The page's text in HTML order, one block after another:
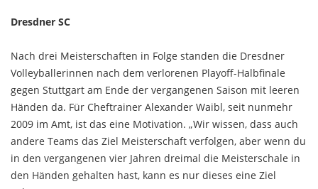
Dresdner SC
Nach drei Meisterschaften in Folge standen die Dresdner
Volleyballerinnen nach dem verlorenen Playoff-Halbfinale
gegen Stuttgart am Ende der vergangenen Saison mit leeren
Händen da. Für Cheftrainer Alexander Waibl, seit nunmehr
2009 im Amt, ist das eine Motivation. „Wir wissen, dass auch
andere Teams das Ziel Meisterschaft verfolgen, aber wenn du
in den vergangenen vier Jahren dreimal die Meisterschale in
den Händen gehalten hast, kann es nur dieses eine Ziel